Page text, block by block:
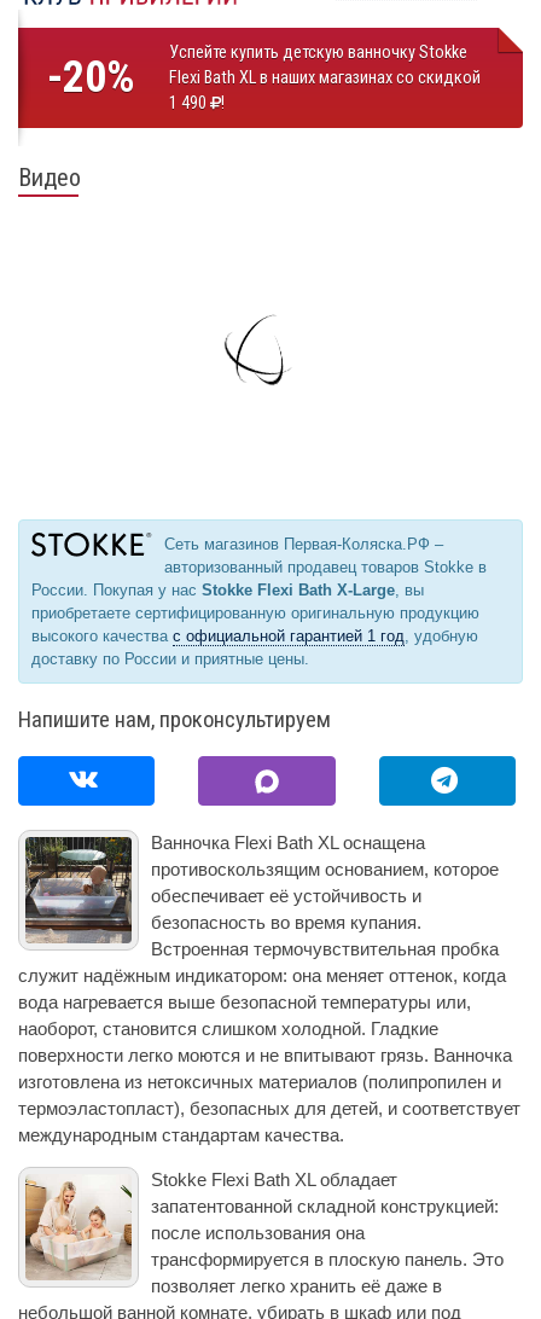
-20%
Успейте купить детскую ванночку Stokke
Flexi Bath XL в наших магазинах со скидкой
1 490
!
Видео
Сеть магазинов Первая-Коляска.РФ –
авторизованный продавец товаров Stokke в
России. Покупая у нас Stokke Flexi Bath X-Large , вы
приобретаете сертифицированную оригинальную продукцию
высокого качества с официальной гарантией 1 год , удобную
доставку по России и приятные цены.
Напишите нам, проконсультируем
Ванночка Flexi Bath XL оснащена
противоскользящим основанием, которое
обеспечивает её устойчивость и
безопасность во время купания.
Встроенная термочувствительная пробка
служит надёжным индикатором: она меняет оттенок, когда
вода нагревается выше безопасной температуры или,
наоборот, становится слишком холодной. Гладкие
поверхности легко моются и не впитывают грязь. Ванночка
изготовлена из нетоксичных материалов (полипропилен и
термоэластопласт), безопасных для детей, и соответствует
международным стандартам качества.
Stokke Flexi Bath XL обладает
запатентованной складной конструкцией:
после использования она
трансформируется в плоскую панель. Это
позволяет легко хранить её даже в
небольшой ванной комнате, убирать в шкаф или под